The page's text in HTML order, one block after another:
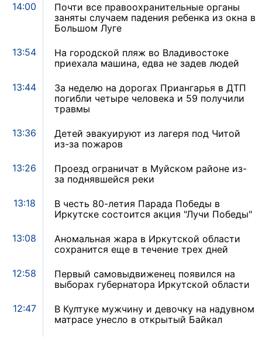
14:00
Почти все правоохранительные органы
заняты случаем падения ребенка из окна в
Большом Луге
13:54
На городской пляж во Владивостоке
приехала машина, едва не задев людей
13:44
За неделю на дорогах Приангарья в ДТП
погибли четыре человека и 59 получили
травмы
13:36
Детей эвакуируют из лагеря под Читой
из-за пожаров
13:26
Проезд ограничат в Муйском районе из-
за поднявшейся реки
13:18
В честь 80-летия Парада Победы в
Иркутске состоится акция "Лучи Победы"
13:08
Аномальная жара в Иркутской области
сохранится еще в течение трех дней
12:58
Первый самовыдвиженец появился на
выборах губернатора Иркутской области
12:47
В Култуке мужчину и девочку на надувном
матрасе унесло в открытый Байкал